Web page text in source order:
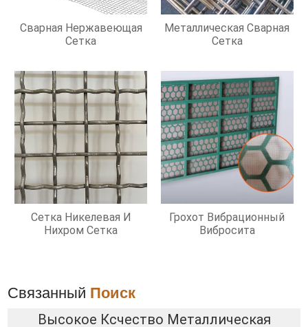
Сварная Нержавеющая
Сетка
Металлическая Сварная
Сетка
Сетка Никелевая И
Нихром Сетка
Грохот Вибрационный
Вибросита
Связанный Поиск
Высокое Ксчество Металлическая